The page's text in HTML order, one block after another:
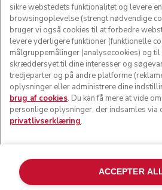
FØLG OS
KitchenAid og køkkenmaskinens
USA og andre
sikre webstedets funktionalitet og levere
browsingoplevelse (strengt nødvendige
bruger vi også cookies til at forbedre
levere yderligere funktioner (funktionelle
målgruppemålinger (analysecookies) og
skræddersyet til dine interesser og
tredjeparter og på andre platforme
oplysninger eller administrere dine
brug af cookies. Du kan få mere at vide
personlige oplysninger, der indsamles via
privatlivserklæring.
ACCEPTER